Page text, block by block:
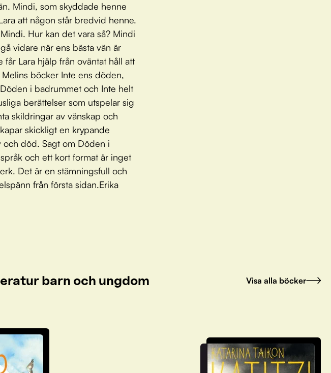
Mindi, som skyddade henne
att någon står bredvid henne.
Hur kan det vara så? Mindi
vidare när ens bästa vän är
Lara hjälp från oväntat håll att
böcker Inte ens döden,
i badrummet och Inte helt
berättelser som utspelar sig
skildringar av vänskap och
skickligt en krypande
och död. Sagt om Döden i
och ett kort format är inget
Det är en stämningsfull och
från första sidan.Erika
barn och ungdom Visa alla böcker